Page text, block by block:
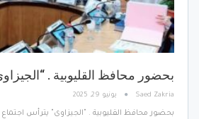
بحضور محافظ القليوبية .
Saed Zakria يونيو 29, 2025
بحضور محافظ القليوبية . "الجيزاوى" يترأس